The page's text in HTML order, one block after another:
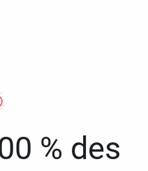
% des